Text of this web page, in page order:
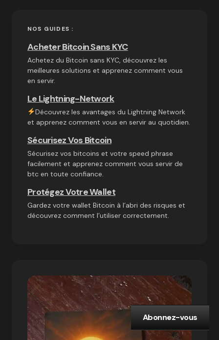
NOS GUIDES :
Acheter Bitcoin Sans KYC
Achetez du Bitcoin sans KYC, découvrez les
meilleures solutions et apprenez comment vous
en servir.
Le Lightning-Network
Découvrez les avantages du Lightning Network
et apprenez comment vous en servir au quotidien.
Sécurisez Vos Bitcoin
Sécurisez vos bitcoins et votre speed phrase
facilement et apprenez comment vous servir de
btc en toute confiance.
Protégez Votre Wallet
Gardez votre wallet Bitcoin à l’abri des risques et
découvrez comment l’utiliser correctement.
Abonnez-vous